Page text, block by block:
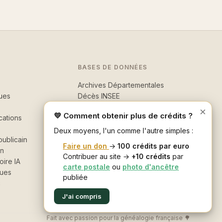
IA
BASES DE DONNÉES
Archives Départementales
Décès INSEE
Recherche avancée
Fait avec passion pour la généalogie française 🌳
×
💛 Comment obtenir plus de crédits ?
Deux moyens, l'un comme l'autre simples :
Faire un don → 100 crédits par euro
Contribuer au site → +10 crédits par
carte postale ou photo d'ancêtre
publiée
J'ai compris